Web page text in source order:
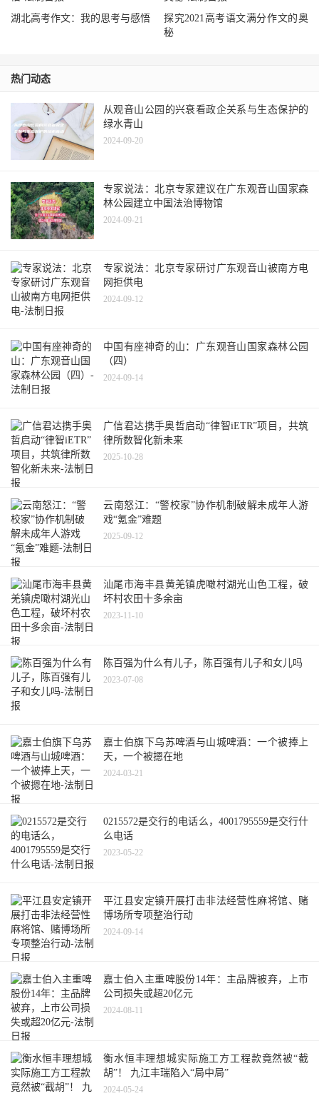
湖北高考作文：我的思考与感悟
探究2021高考语文满分作文的奥
秘
热门动态
从观音山公园的兴衰看政企关系与生态保护的
绿水青山
2024-09-20
专家说法：北京专家建议在广东观音山国家森
林公园建立中国法治博物馆
2024-09-21
专家说法：北京专家研讨广东观音山被南方电
网拒供电
2024-09-12
中国有座神奇的山：广东观音山国家森林公园
（四）
2024-09-14
广信君达携手奥哲启动“律智iETR”项目，共筑
律所数智化新未来
2025-10-28
云南怒江：“警校家”协作机制破解未成年人游
戏“氪金”难题
2025-09-12
汕尾市海丰县黄羌镇虎噉村湖光山色工程，破
坏村农田十多余亩
2023-11-10
陈百强为什么有儿子，陈百强有儿子和女儿吗
2023-07-08
嘉士伯旗下乌苏啤酒与山城啤酒：一个被捧上
天，一个被摁在地
2024-03-21
0215572是交行的电话么，4001795559是交行什
么电话
2023-05-22
平江县安定镇开展打击非法经营性麻将馆、赌
博场所专项整治行动
2024-09-14
嘉士伯入主重啤股份14年：主品牌被弃，上市
公司损失或超20亿元
2024-08-11
衡水恒丰理想城实际施工方工程款竟然被“截
胡”！ 九江丰瑞陷入“局中局”
2024-05-24